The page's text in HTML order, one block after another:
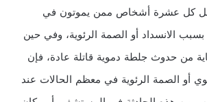
كل عشرة أشخاص ممن يموتون في
الانسداد أو الصمة الرئوية، وفي حين
من حدوث جلطة دموية قاتلة عادة، فإن
أو الصمة الرئوية في معظم الحالات عند